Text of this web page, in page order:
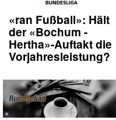
«ran Fußball»: Hält
der «Bochum -
Hertha»-Auftakt die
Vorjahresleistung?